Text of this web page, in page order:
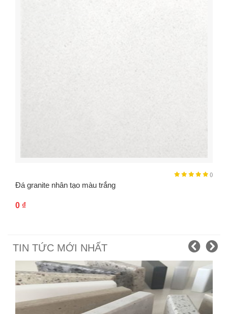
()
Đá granite nhân tạo màu trắng
0 ₫
TIN TỨC MỚI NHẤT